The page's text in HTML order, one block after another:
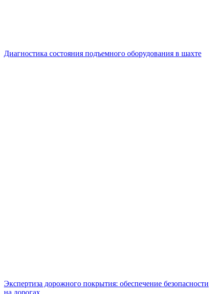
Диагностика состояния подъемного оборудования в шахте
Экспертиза дорожного покрытия: обеспечение безопасности
на дорогах